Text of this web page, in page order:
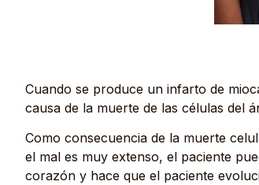
Cuando se produce un infarto de
causa de la muerte de las células del
Como consecuencia de la muerte
el mal es muy extenso, el paciente
corazón y hace que el paciente